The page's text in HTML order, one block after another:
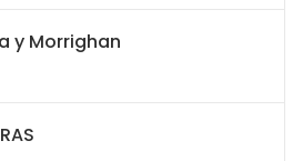
y Morrighan